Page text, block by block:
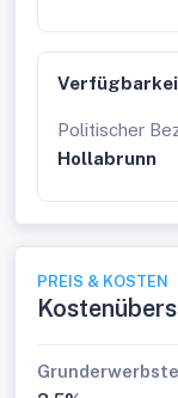
Politischer
Hollabrunn
PREIS & KOSTEN